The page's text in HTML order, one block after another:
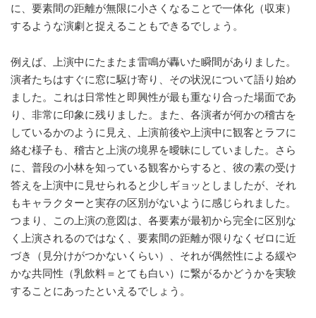
に、要素間の距離が無限に小さくなることで一体化（収束）
するような演劇と捉えることもできるでしょう。
例えば、上演中にたまたま雷鳴が轟いた瞬間がありました。
演者たちはすぐに窓に駆け寄り、その状況について語り始め
ました。これは日常性と即興性が最も重なり合った場面であ
り、非常に印象に残りました。また、各演者が何かの稽古を
しているかのように見え、上演前後や上演中に観客とラフに
絡む様子も、稽古と上演の境界を曖昧にしていました。さら
に、普段の小林を知っている観客からすると、彼の素の受け
答えを上演中に見せられると少しギョッとしましたが、それ
もキャラクターと実存の区別がないように感じられました。
つまり、この上演の意図は、各要素が最初から完全に区別な
く上演されるのではなく、要素間の距離が限りなくゼロに近
づき（見分けがつかないくらい）、それが偶然性による緩や
かな共同性（乳飲料＝とても白い）に繋がるかどうかを実験
することにあったといえるでしょう。